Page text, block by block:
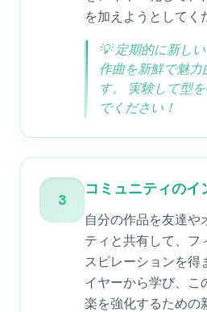
を加えようとしてく
💡定期的に新し
作曲を新鮮で魅
す。 実験して型
でください！
3
コミュニティの
自分の作品を友達や
ティと共有して、フ
スピレーションを得
イヤーから学び、こ
楽を強化するための